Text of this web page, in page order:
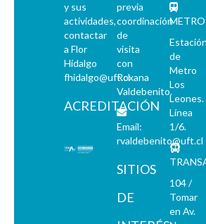
y sus
actividades,
contactar
a Flor
Hidalgo
fhidalgo@uft.cl
ACREDITACIÓN
previa
coordinación
de
visita
con
Roxana
Valdebenito.
Email:
rvaldebenito@uft.cl
SITIOS
DE
METRO
Estación
de
Metro
Los
Leones.
Línea
1/6.
104 /
Tomar
en Av.